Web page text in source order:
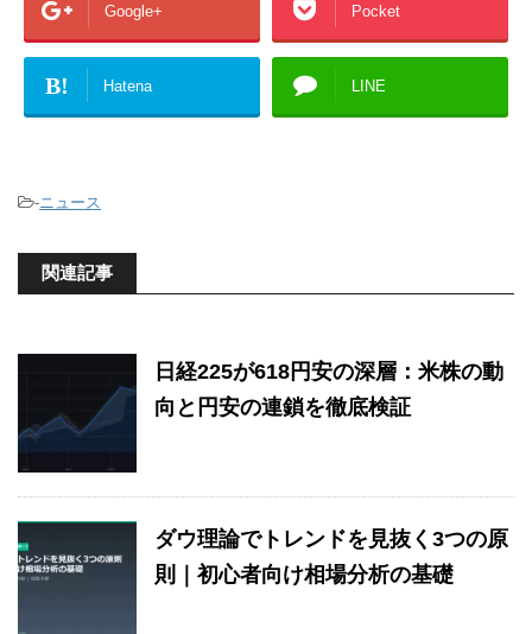
Google+ Pocket
B! Hatena LINE
-ニュース
関連記事
日経225が618円安の深層：米株の動
向と円安の連鎖を徹底検証
ダウ理論でトレンドを見抜く3つの原
則｜初心者向け相場分析の基礎